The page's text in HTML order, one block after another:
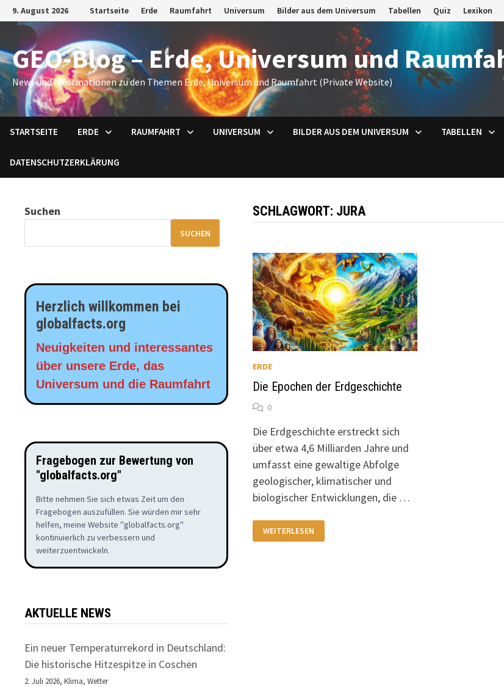
Zum
Inhalt
springen
9. August 2026 Startseite Erde Raumfahrt Universum Bilder aus dem Universum Tabellen Quiz Lexikon
GEO-Blog – Erde, Universum und
News und Informationen zu den Themen Erde, Universum und Raumfahrt (Private Website)
STARTSEITE ERDE RAUMFAHRT UNIVERSUM BILDER AUS DEM UNIVERSUM TABELLEN
DATENSCHUTZERKLÄRUNG
SCHLAGWORT: JURA
ERDE
Die Epochen der Erdgeschichte
0
Die Erdgeschichte erstreckt sich
über etwa 4,6 Milliarden Jahre und
umfasst eine gewaltige Abfolge
geologischer, klimatischer und
biologischer Entwicklungen, die …
DIE
EPOCHEN
DER
WEITERLESEN
Suchen
SUCHEN
Herzlich willkommen bei
globalfacts.org
Neuigkeiten und interessantes
über unsere Erde, das
Universum und die Raumfahrt
Fragebogen zur Bewertung von
"globalfacts.org"
Bitte nehmen Sie sich etwas Zeit um den
Fragebogen auszufüllen. Sie würden mir sehr
helfen, meine Website "globalfacts.org"
kontinuierlich zu verbessern und
weiterzuentwickeln.
AKTUELLE NEWS
Ein neuer Temperaturrekord in Deutschland:
Die historische Hitzespitze in Coschen
2. Juli 2026,Klima,Wetter